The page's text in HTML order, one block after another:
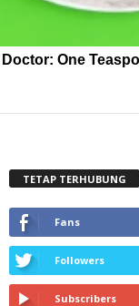
Doctor: One
TETAP TERHUBUNG
Fans
Followers
Subscribers